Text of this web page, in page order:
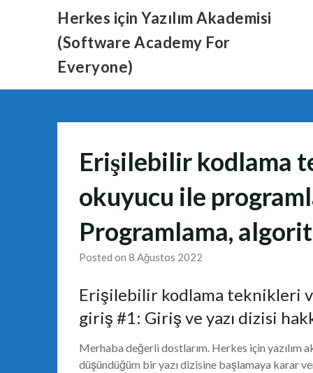
Herkes için Yazılım Akademisi
(Software Academy For
Everyone)
Erişilebilir kodlama
okuyucu ile
Programlama,
Posted on 8 Ağustos 2022
Erişilebilir kodlama teknikleri
giriş #1: Giriş ve yazı dizisi
Merhaba değerli dostlarım. Herkes için yazılım
düşündüğüm bir yazı dizisine başlamaya karar